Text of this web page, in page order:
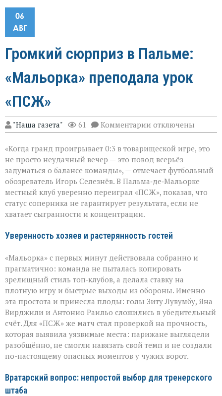
06
АВГ
Громкий сюрприз в Пальме:
«Мальорка» преподала урок
«ПСЖ»
"Наша газета" 61 Комментарии к
записи
сюрприз
в
Пальме:
«Мальорка»
преподала
урок
«ПСЖ»
отключены
«Когда гранд проигрывает 0:3 в товарищеской игре, это
не просто неудачный вечер — это повод всерьёз
задуматься о балансе команды», — отмечает футбольный
обозреватель Игорь Селезнёв. В Пальма‑де‑Мальорке
местный клуб уверенно переиграл «ПСЖ», показав, что
статус соперника не гарантирует результата, если не
хватает сыгранности и концентрации.
Уверенность хозяев и растерянность гостей
«Мальорка» с первых минут действовала собранно и
прагматично: команда не пыталась копировать
зрелищный стиль топ‑клубов, а делала ставку на
плотную игру и быстрые выходы из обороны. Именно
эта простота и принесла плоды: голы Зиту Лувумбу, Яна
Вирджили и Антонио Раильо сложились в убедительный
счёт. Для «ПСЖ» же матч стал проверкой на прочность,
которая выявила уязвимые места: парижане выглядели
разобщённо, не смогли навязать свой темп и не создали
по-настоящему опасных моментов у чужих ворот.
Вратарский вопрос: непростой выбор для тренерского
штаба